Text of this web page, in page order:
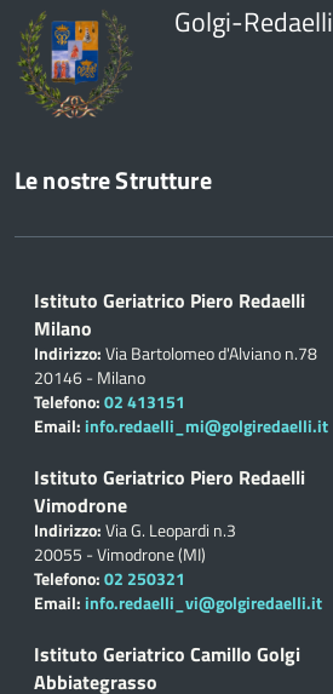
Golgi-Redaelli
Le nostre Strutture
Istituto Geriatrico Piero Redaelli
Milano
Indirizzo:Via Bartolomeo d'Alviano n.78
20146 - Milano
Telefono:02 413151
Email: info.redaelli_mi@golgiredaelli.it
Istituto Geriatrico Piero Redaelli
Vimodrone
Indirizzo:Via G. Leopardi n.3
20055 - Vimodrone (MI)
Telefono:02 250321
Email: info.redaelli_vi@golgiredaelli.it
Istituto Geriatrico Camillo Golgi
Abbiategrasso